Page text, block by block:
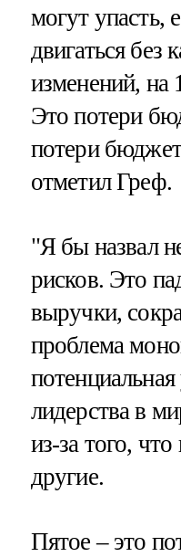
могут упасть,
двигаться без
изменений, на
Это потери
потери
отметил Греф.
"Я бы назвал
рисков. Это
выручки,
проблема
лидерства в
из-за того,
другие.
Пятое – это